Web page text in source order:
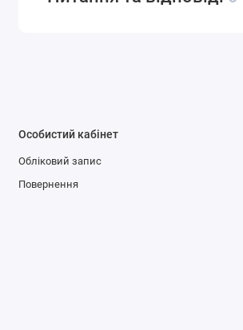
Особистий кабінет
Обліковий запис
Повернення